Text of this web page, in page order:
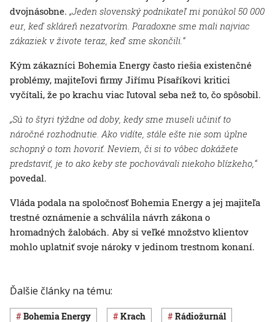
dvojnásobne. „Jeden slovenský podnikateľ mi ponúkol 50 000
eur, keď skláreň nezatvorím. Paradoxne sme mali najviac
zákaziek v živote teraz, keď sme skončili.“
Kým zákazníci Bohemia Energy často riešia existenčné
problémy, majiteľovi firmy Jiřímu Písaříkovi kritici
vyčítali, že po krachu viac ľutoval seba než to, čo spôsobil.
„Sú to štyri týždne od doby, kedy sme museli učiniť to
náročné rozhodnutie. Ako vidíte, stále ešte nie som úplne
schopný o tom hovoriť. Neviem, či si to vôbec dokážete
predstaviť, je to ako keby ste pochovávali niekoho blízkeho,“
povedal.
Vláda podala na spoločnosť Bohemia Energy a jej majiteľa
trestné oznámenie a schválila návrh zákona o
hromadných žalobách. Aby si veľké množstvo klientov
mohlo uplatniť svoje nároky v jedinom trestnom konaní.
Ďalšie články na tému:
Bohemia Energy krach Rádiožurnál